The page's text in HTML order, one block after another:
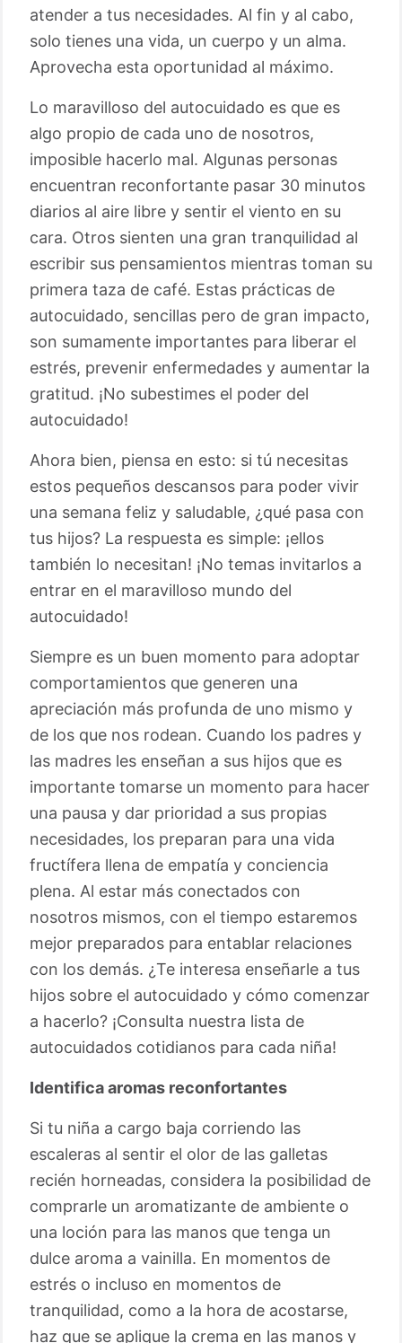
atender a tus necesidades. Al fin y al cabo,
solo tienes una vida, un cuerpo y un alma.
Aprovecha esta oportunidad al máximo.
Lo maravilloso del autocuidado es que es
algo propio de cada uno de nosotros,
imposible hacerlo mal. Algunas personas
encuentran reconfortante pasar 30 minutos
diarios al aire libre y sentir el viento en su
cara. Otros sienten una gran tranquilidad al
escribir sus pensamientos mientras toman su
primera taza de café. Estas prácticas de
autocuidado, sencillas pero de gran impacto,
son sumamente importantes para liberar el
estrés, prevenir enfermedades y aumentar la
gratitud. ¡No subestimes el poder del
autocuidado!
Ahora bien, piensa en esto: si tú necesitas
estos pequeños descansos para poder vivir
una semana feliz y saludable, ¿qué pasa con
tus hijos? La respuesta es simple: ¡ellos
también lo necesitan! ¡No temas invitarlos a
entrar en el maravilloso mundo del
autocuidado!
Siempre es un buen momento para adoptar
comportamientos que generen una
apreciación más profunda de uno mismo y
de los que nos rodean. Cuando los padres y
las madres les enseñan a sus hijos que es
importante tomarse un momento para hacer
una pausa y dar prioridad a sus propias
necesidades, los preparan para una vida
fructífera llena de empatía y conciencia
plena. Al estar más conectados con
nosotros mismos, con el tiempo estaremos
mejor preparados para entablar relaciones
con los demás. ¿Te interesa enseñarle a tus
hijos sobre el autocuidado y cómo comenzar
a hacerlo? ¡Consulta nuestra lista de
autocuidados cotidianos para cada niña!
Identifica aromas reconfortantes
Si tu niña a cargo baja corriendo las
escaleras al sentir el olor de las galletas
recién horneadas, considera la posibilidad de
comprarle un aromatizante de ambiente o
una loción para las manos que tenga un
dulce aroma a vainilla. En momentos de
estrés o incluso en momentos de
tranquilidad, como a la hora de acostarse,
haz que se aplique la crema en las manos y